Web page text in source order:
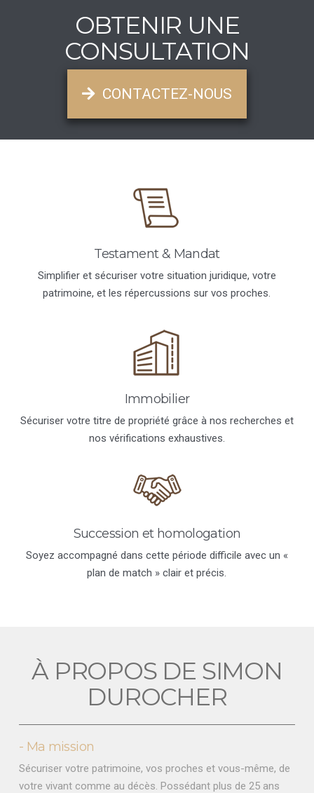
OBTENIR UNE
CONSULTATION
CONTACTEZ-NOUS
Testament & Mandat
Simplifier et sécuriser votre situation juridique, votre
patrimoine, et les répercussions sur vos proches.
Immobilier
Sécuriser votre titre de propriété grâce à nos recherches et
nos vérifications exhaustives.
Succession et homologation
Soyez accompagné dans cette période difficile avec un «
plan de match » clair et précis.
À PROPOS DE SIMON
DUROCHER
- Ma mission
Sécuriser votre patrimoine, vos proches et vous-même, de
votre vivant comme au décès. Possédant plus de 25 ans